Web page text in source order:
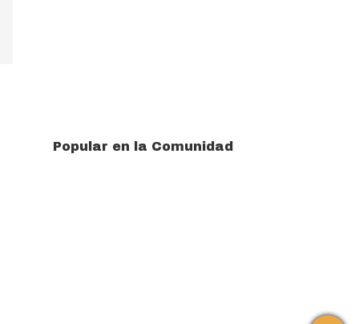
Popular en la Comunidad